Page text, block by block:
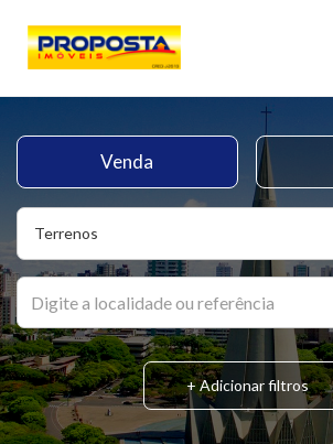
Terrenos
Venda
+ Adicionar filtros